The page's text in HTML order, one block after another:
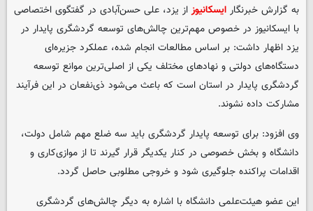
به گزارش خبرنگار ایسکانیوزاز یزد، علی حسن‌آبادی در گفتگوی اختصاصی
با ایسکانیوز در خصوص مهم‌ترین چالش‌های توسعه گردشگری پایدار در
یزد اظهار داشت: بر اساس مطالعات انجام شده، عملکرد جزیره‌ای
دستگاه‌های دولتی و نهادهای مختلف یکی از اصلی‌ترین موانع توسعه
گردشگری پایدار در استان است که باعث می‌شود ذی‌نفعان در این فرآیند
مشارکت داده نشوند.
وی افزود: برای توسعه پایدار گردشگری باید سه ضلع مهم شامل دولت،
دانشگاه و بخش خصوصی در کنار یکدیگر قرار گیرند تا از موازی‌کاری و
اقدامات پراکنده جلوگیری شود و خروجی مطلوبی حاصل گردد.
این عضو هیئت‌علمی دانشگاه با اشاره به دیگر چالش‌های گردشگری